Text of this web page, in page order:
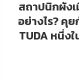
สถาปนิกผัง
อย่างไร? คุ
TUDA หนึ่ง